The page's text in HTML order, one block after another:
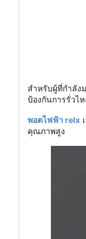
สำหรับผู้ที่กำลัง
ป้องกันการรั่วไ
พอตไฟฟ้า relx
คุณภาพสูง